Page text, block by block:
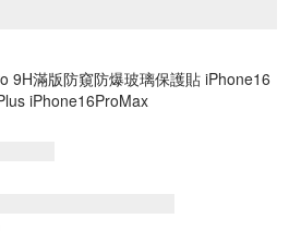
9H滿版防窺防爆玻璃保護貼 iPhone16
iPhone16ProMax